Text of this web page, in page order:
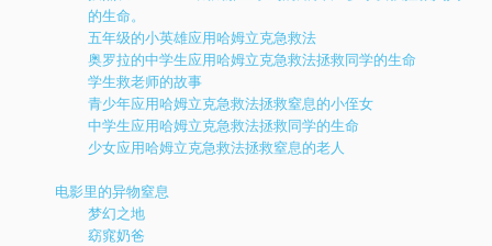
的生命。
五年级的小英雄应用哈姆立克急救法
奥罗拉的中学生应用哈姆立克急救法拯救同学的生命
学生救老师的故事
青少年应用哈姆立克急救法拯救窒息的小侄女
中学生应用哈姆立克急救法拯救同学的生命
少女应用哈姆立克急救法拯救窒息的老人
电影里的异物窒息
梦幻之地
窈窕奶爸